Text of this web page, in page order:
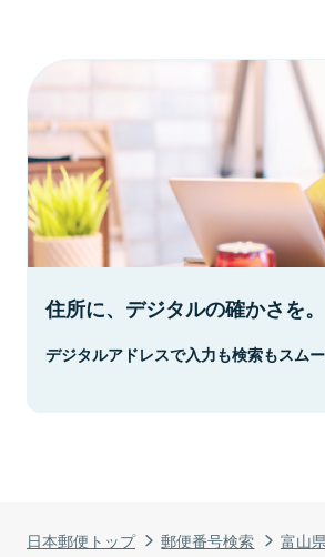
日本郵便トップ 郵便番号検索
富山県
住所に、デジタルの確かさを。
デジタルアドレスで入力も検索もスムー